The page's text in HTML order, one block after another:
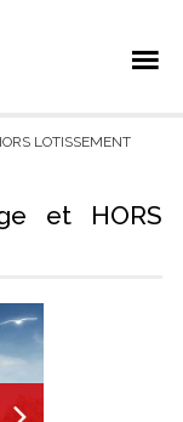
LOTISSEMENT
et HORS